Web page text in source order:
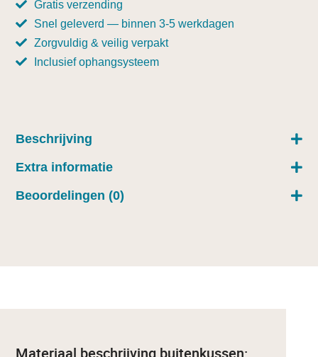
Gratis verzending
Snel geleverd — binnen 3-5 werkdagen
Zorgvuldig & veilig verpakt
Inclusief ophangsysteem
Beschrijving
Extra informatie
Beoordelingen (0)
Materiaal beschrijving buitenkussen: